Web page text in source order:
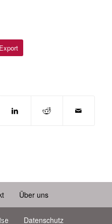
Über uns
Datenschutz